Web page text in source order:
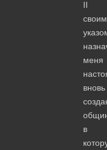
II
своим
меня
вновь
в